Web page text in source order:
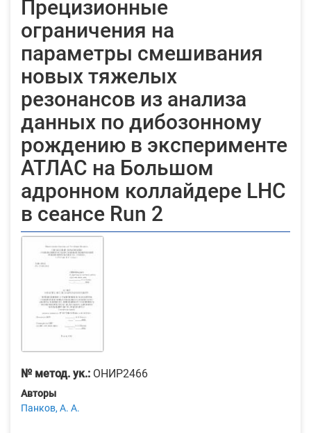
Прецизионные
ограничения на
параметры смешивания
новых тяжелых
резонансов из анализа
данных по дибозонному
рождению в эксперименте
АТЛАС на Большом
адронном коллайдере LHC
в сеансе Run 2
№ метод. ук.: ОНИР2466
Авторы
Панков, А. А.